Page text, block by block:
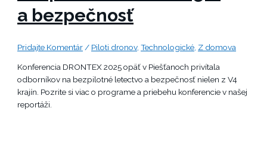
a bezpečnosť
Pridajte Komentár / Piloti dronov,Technologické Z domova
Konferencia DRONTEX 2025 opäť v Piešťanoch privítala
odborníkov na bezpilotné letectvo a bezpečnosť nielen z V4
krajín. Pozrite si viac o programe a priebehu konferencie v našej
reportáži.